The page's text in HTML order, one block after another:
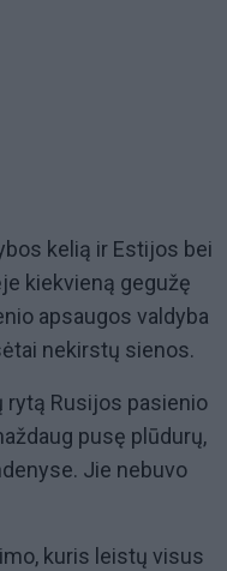
kelią ir Estijos bei
kiekvieną gegužę
apsaugos valdyba
nekirstų sienos.
rytą Rusijos pasienio
pusę plūdurų,
Jie nebuvo
kuris leistų visus